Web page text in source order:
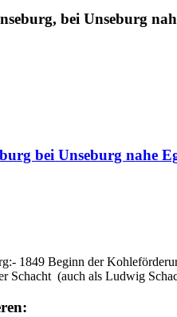
bei Unseburg
bei Unseburg nahe
1849 Beginn der
Schacht (auch als Ludwig